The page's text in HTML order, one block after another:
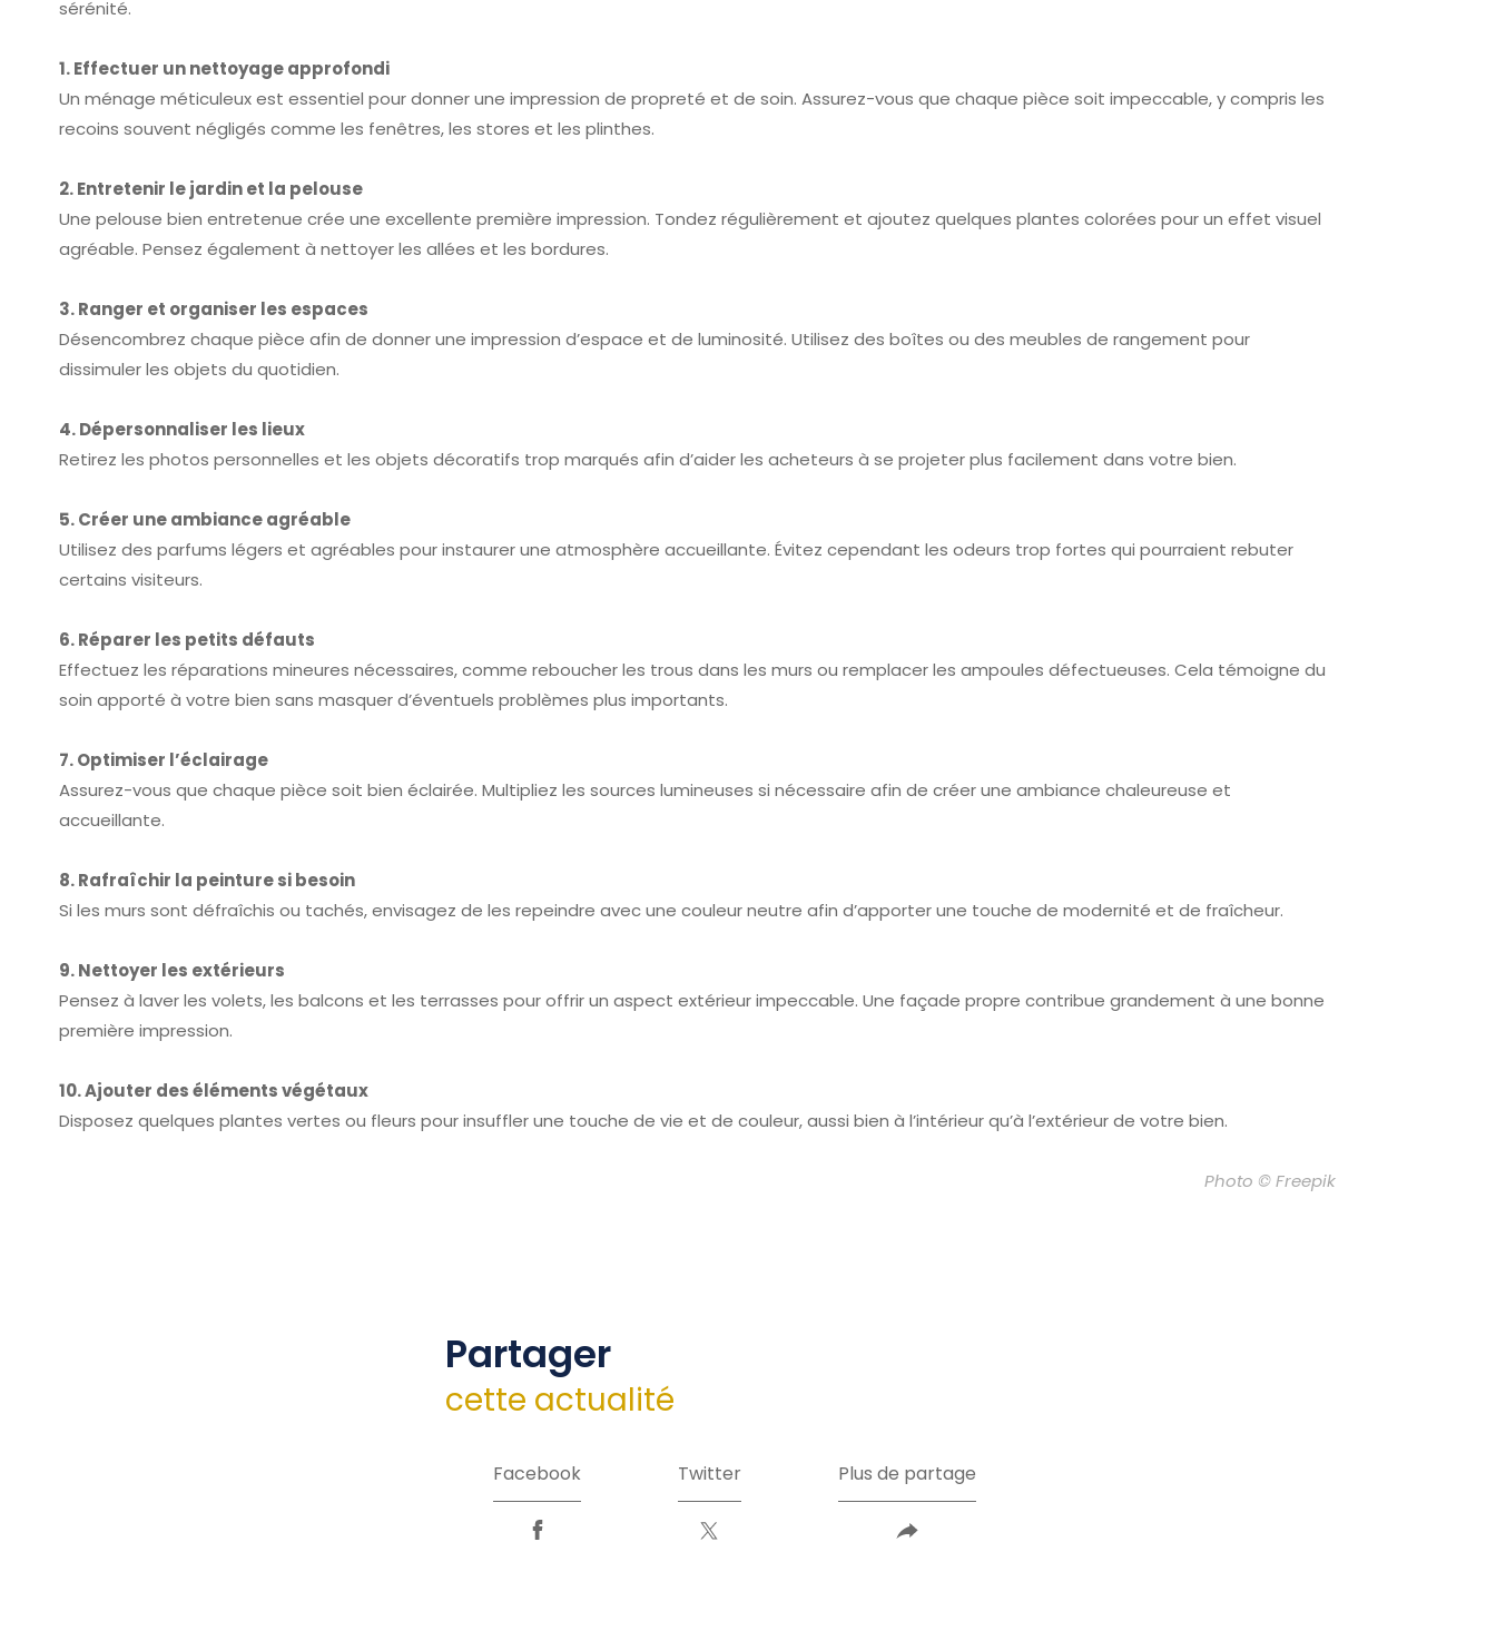
sérénité.
1. Effectuer un nettoyage approfondi
Un ménage méticuleux est essentiel pour donner une impression de propreté et de soin. Assurez-vous que chaque pièce soit impeccable, y compris les
recoins souvent négligés comme les fenêtres, les stores et les plinthes.
2. Entretenir le jardin et la pelouse
Une pelouse bien entretenue crée une excellente première impression. Tondez régulièrement et ajoutez quelques plantes colorées pour un effet visuel
agréable. Pensez également à nettoyer les allées et les bordures.
3. Ranger et organiser les espaces
Désencombrez chaque pièce afin de donner une impression d’espace et de luminosité. Utilisez des boîtes ou des meubles de rangement pour
dissimuler les objets du quotidien.
4. Dépersonnaliser les lieux
Retirez les photos personnelles et les objets décoratifs trop marqués afin d’aider les acheteurs à se projeter plus facilement dans votre bien.
5. Créer une ambiance agréable
Utilisez des parfums légers et agréables pour instaurer une atmosphère accueillante. Évitez cependant les odeurs trop fortes qui pourraient rebuter
certains visiteurs.
6. Réparer les petits défauts
Effectuez les réparations mineures nécessaires, comme reboucher les trous dans les murs ou remplacer les ampoules défectueuses. Cela témoigne du
soin apporté à votre bien sans masquer d’éventuels problèmes plus importants.
7. Optimiser l’éclairage
Assurez-vous que chaque pièce soit bien éclairée. Multipliez les sources lumineuses si nécessaire afin de créer une ambiance chaleureuse et
accueillante.
8. Rafraîchir la peinture si besoin
Si les murs sont défraîchis ou tachés, envisagez de les repeindre avec une couleur neutre afin d’apporter une touche de modernité et de fraîcheur.
9. Nettoyer les extérieurs
Pensez à laver les volets, les balcons et les terrasses pour offrir un aspect extérieur impeccable. Une façade propre contribue grandement à une bonne
première impression.
10. Ajouter des éléments végétaux
Disposez quelques plantes vertes ou fleurs pour insuffler une touche de vie et de couleur, aussi bien à l’intérieur qu’à l’extérieur de votre bien.
Photo © Freepik
Partager
cette actualité
Facebook Twitter Plus de partage